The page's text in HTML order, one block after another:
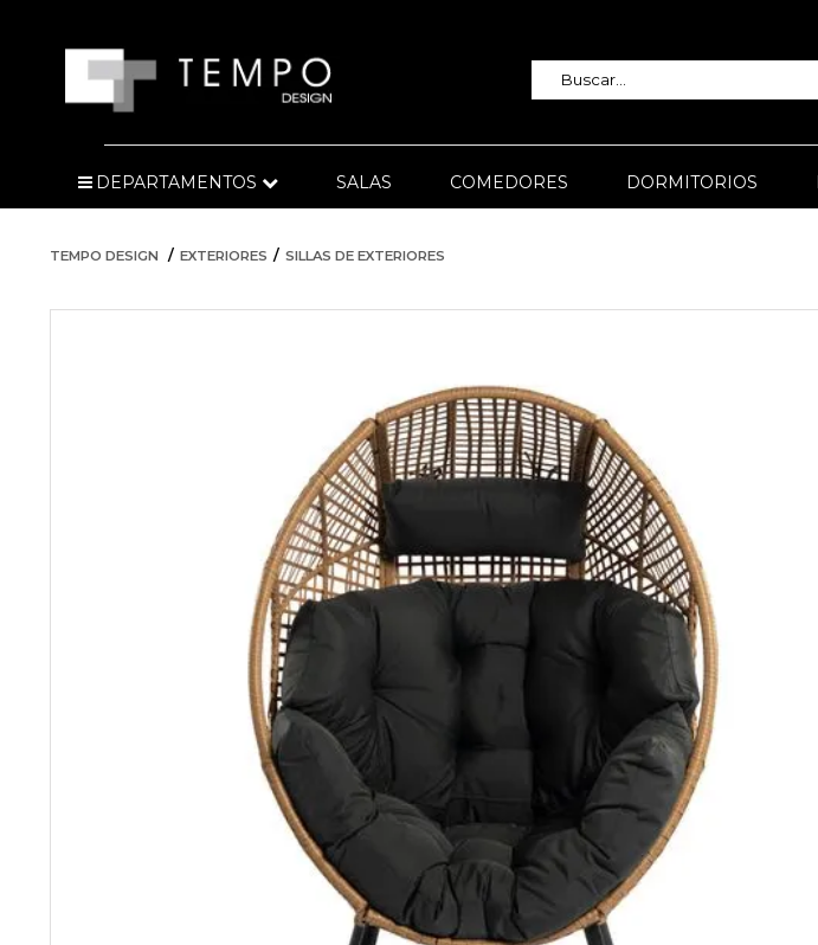
DEPARTAMENTOS SALAS COMEDORES DORMITORIOS
TEMPO DESIGN EXTERIORES SILLAS DE EXTERIORES